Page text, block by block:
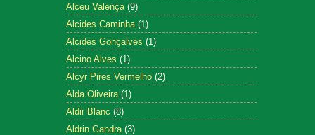
Alceu Valença (9)
Alcides Caminha (1)
Alcides Gonçalves (1)
Alcino Alves (1)
Alcyr Pires Vermelho (2)
Alda Oliveira (1)
Aldir Blanc (8)
Aldrin Gandra (3)